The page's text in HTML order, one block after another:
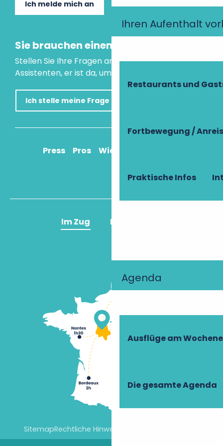
Ihren Aufenthalt
Restaurants und
Fortbewegung /
Praktische Infos
Agenda
Ausflüge am
Die gesamte Agenda
Ich melde mich an
Sie brauchen einen Rat?
Stellen Sie Ihre Fragen an unseren virtuellen
Assistenten, er ist da, um Ihnen zu helfen.
Ich stelle meine Frage
Press Pros Wie komme ich an?
Im Zug Im Flugzeug
SitemapRechtliche Hinweise